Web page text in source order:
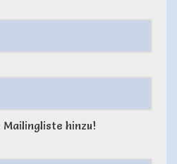
Mailingliste hinzu!